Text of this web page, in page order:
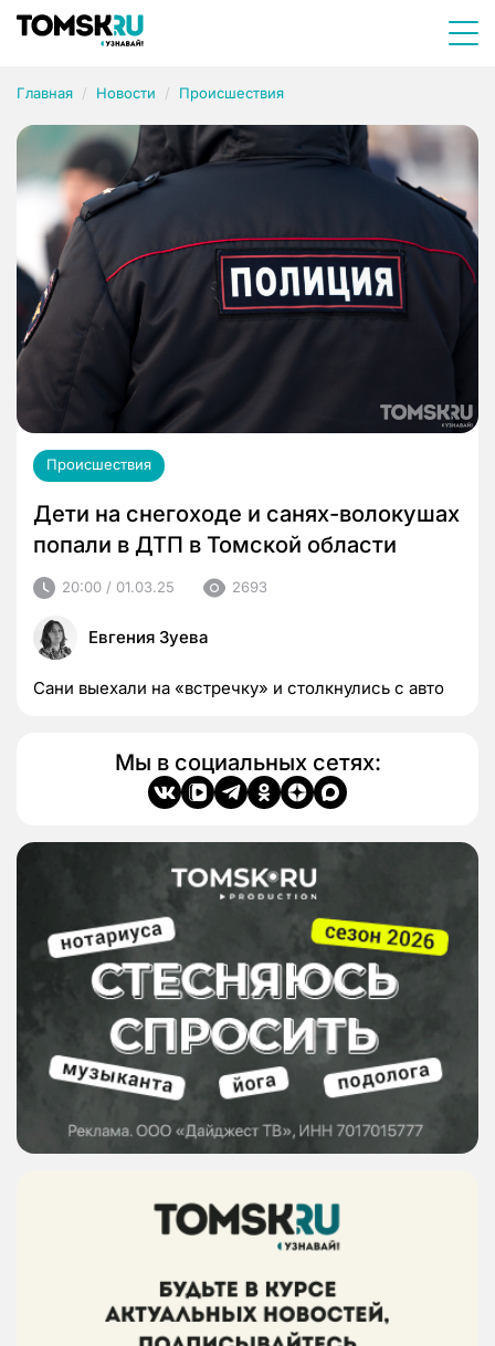
Главная Новости Происшествия
Происшествия
Дети на снегоходе и санях-волокушах
попали в ДТП в Томской области
20:00 / 01.03.25 2693
Евгения Зуева
Сани выехали на «встречку» и столкнулись с авто
Мы в социальных сетях: